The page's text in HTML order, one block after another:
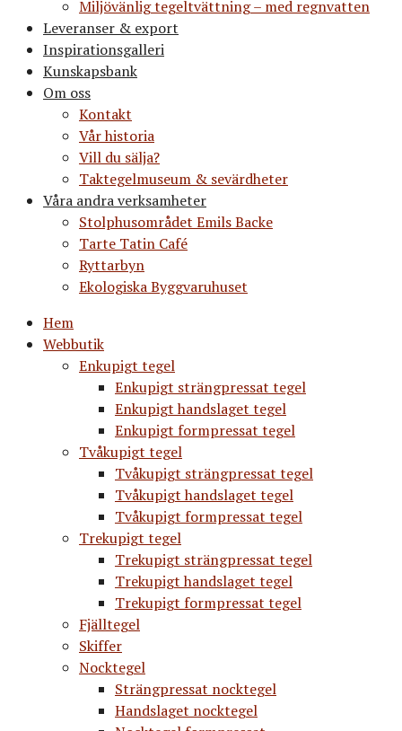
Miljövänlig tegeltvättning – med regnvatten
Leveranser & export
Inspirationsgalleri
Kunskapsbank
Om oss
Kontakt
Vår historia
Vill du sälja?
Taktegelmuseum & sevärdheter
Våra andra verksamheter
Stolphusområdet Emils Backe
Tarte Tatin Café
Ryttarbyn
Ekologiska Byggvaruhuset
Hem
Webbutik
Enkupigt tegel
Enkupigt strängpressat tegel
Enkupigt handslaget tegel
Enkupigt formpressat tegel
Tvåkupigt tegel
Tvåkupigt strängpressat tegel
Tvåkupigt handslaget tegel
Tvåkupigt formpressat tegel
Trekupigt tegel
Trekupigt strängpressat tegel
Trekupigt handslaget tegel
Trekupigt formpressat tegel
Fjälltegel
Skiffer
Nocktegel
Strängpressat nocktegel
Handslaget nocktegel